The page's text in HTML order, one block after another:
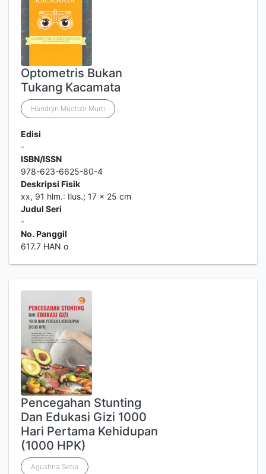
Optometris Bukan
Tukang Kacamata
Handryn Muchzir Murti
Edisi
-
ISBN/ISSN
978-623-6625-80-4
Deskripsi Fisik
xx, 91 hlm.: Ilus.; 17 x 25 cm
Judul Seri
-
No. Panggil
617.7 HAN o
Pencegahan Stunting
Dan Edukasi Gizi 1000
Hari Pertama Kehidupan
(1000 HPK)
Agustina Setia